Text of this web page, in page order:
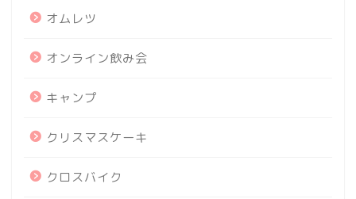
オムレツ
オンライン飲み会
キャンプ
クリスマスケーキ
クロスバイク